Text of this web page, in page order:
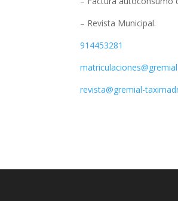
– Revista Municipal.
914453281
revista@gremial-